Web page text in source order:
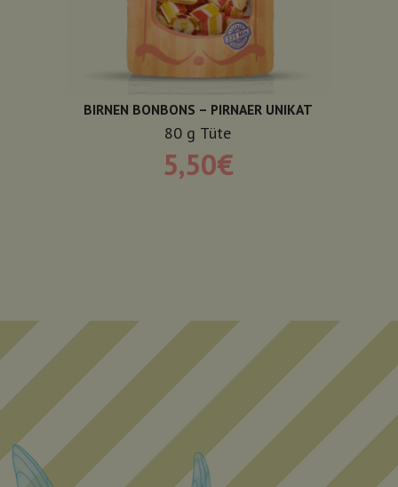
BIRNEN BONBONS – PIRNAER UNIKAT
80 g Tüte
5,50€